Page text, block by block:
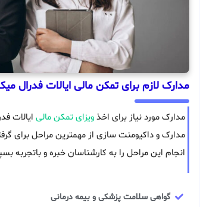
مدارک لازم برای تمکن مالی ایالات فدرال
مدارک مورد نیاز برای اخذویزای تمکن مالی
مدارک و داکیومنت سازی از مهمترین مراحل برای
انجام این مراحل را به کارشناسان خبره و باتجربه
گواهی سلامت پزشکی و بیمه درمانی